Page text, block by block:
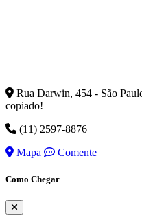
Rua Darwin, 454 - São
copiado!
(11) 2597-8876
Mapa
Comente
Como Chegar